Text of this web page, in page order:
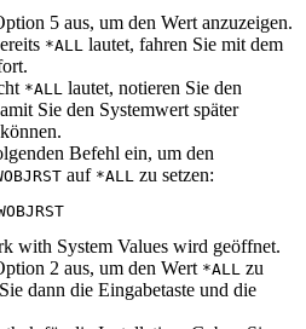
5 aus, um den Wert anzuzeigen.
*ALL lautet, fahren Sie mit dem
*ALL lautet, notieren Sie den
Sie den Systemwert später
Befehl ein, um den
auf *ALL zu setzen:
with System Values wird geöffnet.
2 aus, um den Wert *ALL zu
dann die Eingabetaste und die